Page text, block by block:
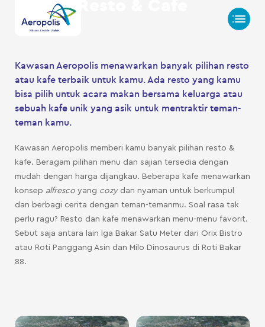
Kawasan Aeropolis menawarkan banyak pilihan resto
atau kafe terbaik untuk kamu. Ada resto yang kamu
bisa pilih untuk acara makan bersama keluarga atau
sebuah kafe unik yang asik untuk mentraktir teman-
teman kamu.
Kawasan Aeropolis memberi kamu banyak pilihan resto &
kafe. Beragam pilihan menu dan sajian tersedia dengan
mudah dengan harga dijangkau. Beberapa kafe menawarkan
konsep alfresco yang cozy dan nyaman untuk berkumpul
dan berbagi cerita dengan teman-temanmu. Soal rasa tak
perlu ragu? Resto dan kafe menawarkan menu-menu favorit.
Sebut saja antara lain Iga Bakar Satu Meter dari Orix Bistro
atau Roti Panggang Asin dan Milo Dinosaurus di Roti Bakar
88.